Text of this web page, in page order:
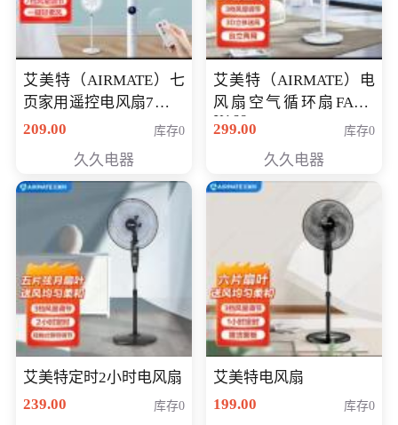
艾美特（AIRMATE）七
页家用遥控电风扇7档风
量空气循环摇头立式落
定时落地式风扇CS35-
R20
209.00 库存0
久久电器
艾美特（AIRMATE）电
风扇空气循环扇FA18-
X168
299.00 库存0
久久电器
艾美特定时2小时电风扇
239.00
库存0
艾美特电风扇
199.00
库存0